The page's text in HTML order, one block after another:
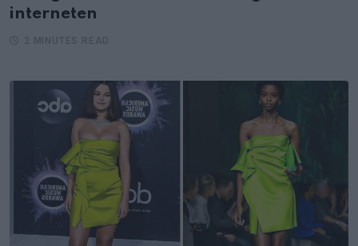
interneten